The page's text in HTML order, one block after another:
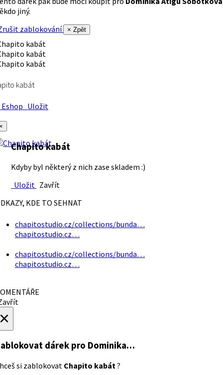
jiný.
zablokování
× Zpět
kabát
Uložit
Chapito kabát
Kdyby byl některý z nich zase skladem :)
Uložit Zavřít
KDE TO SEHNAT
chapitostudio.cz/collections/bunda…
chapitostudio.cz…
chapitostudio.cz/collections/bunda…
chapitostudio.cz…
dárek pro Dominika…
si zablokovat Chapito kabát ?